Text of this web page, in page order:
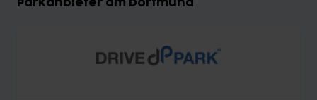
Parkanbieter am Dortmund